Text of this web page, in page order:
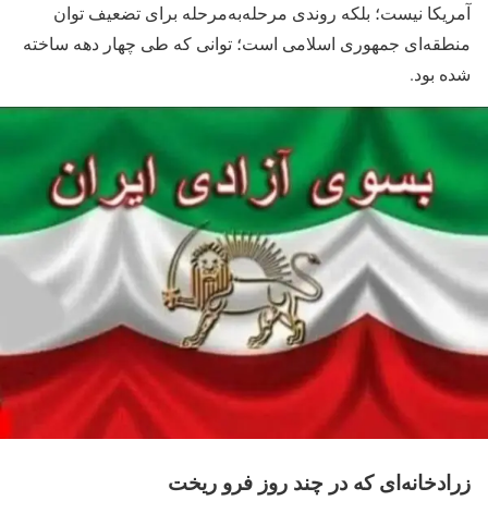
آمریکا نیست؛ بلکه روندی مرحله‌به‌مرحله برای تضعیف توان
منطقه‌ای جمهوری اسلامی است؛ توانی که طی چهار دهه ساخته
شده بود.
زرادخانه‌ای که در چند روز فرو ریخت